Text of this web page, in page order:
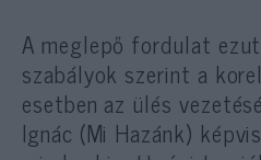
A meglepő fordulat
szabályok szerint a
esetben az ülés
Ignác (Mi Hazánk)